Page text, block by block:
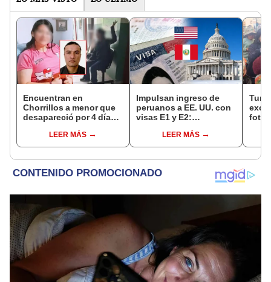
Encuentran en
Chorrillos a menor que
desapareció por 4 días
sujeto que conoció en
Roblox: PNP busca al
LEER MÁS
Impulsan ingreso de
peruanos a EE. UU. con
visas E1 y E2:
pymes serían los más
beneficiados
LEER MÁS